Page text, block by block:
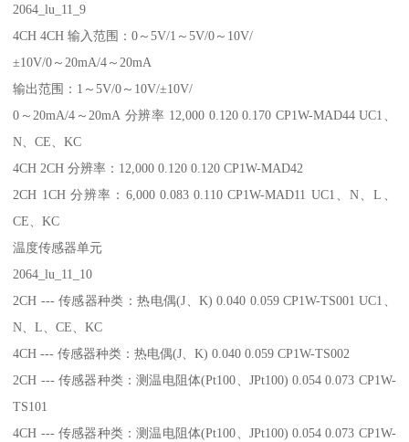
2064_lu_11_9
4CH 4CH 输入范围：0～5V/1～5V/0～10V/
±10V/0～20mA/4～20mA
输出范围：1～5V/0～10V/±10V/
0～20mA/4～20mA 分辨率 12,000 0.120 0.170 CP1W-MAD44 UC1、
N、CE、KC
4CH 2CH 分辨率：12,000 0.120 0.120 CP1W-MAD42
2CH 1CH 分辨率：6,000 0.083 0.110 CP1W-MAD11 UC1、N、L、
CE、KC
温度传感器单元
2064_lu_11_10
2CH --- 传感器种类：热电偶(J、K) 0.040 0.059 CP1W-TS001 UC1、
N、L、CE、KC
4CH --- 传感器种类：热电偶(J、K) 0.040 0.059 CP1W-TS002
2CH --- 传感器种类：测温电阻体(Pt100、JPt100) 0.054 0.073 CP1W-
TS101
4CH --- 传感器种类：测温电阻体(Pt100、JPt100) 0.054 0.073 CP1W-